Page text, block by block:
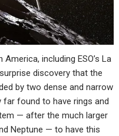
including ESO’s La
discovery that the
by two dense and narrow
found to have rings and
— after the much larger
Neptune — to have this